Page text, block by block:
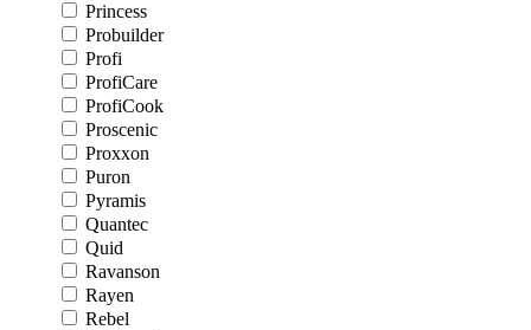
Princess
Probuilder
Profi
ProfiCare
ProfiCook
Proscenic
Proxxon
Puron
Pyramis
Quantec
Quid
Ravanson
Rayen
Rebel